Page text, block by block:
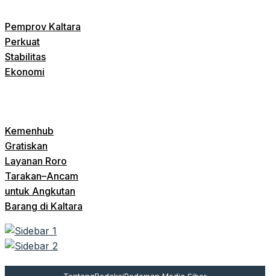
Pemprov Kaltara
Perkuat
Stabilitas
Ekonomi
Kemenhub
Gratiskan
Layanan Roro
Tarakan–Ancam
untuk Angkutan
Barang di Kaltara